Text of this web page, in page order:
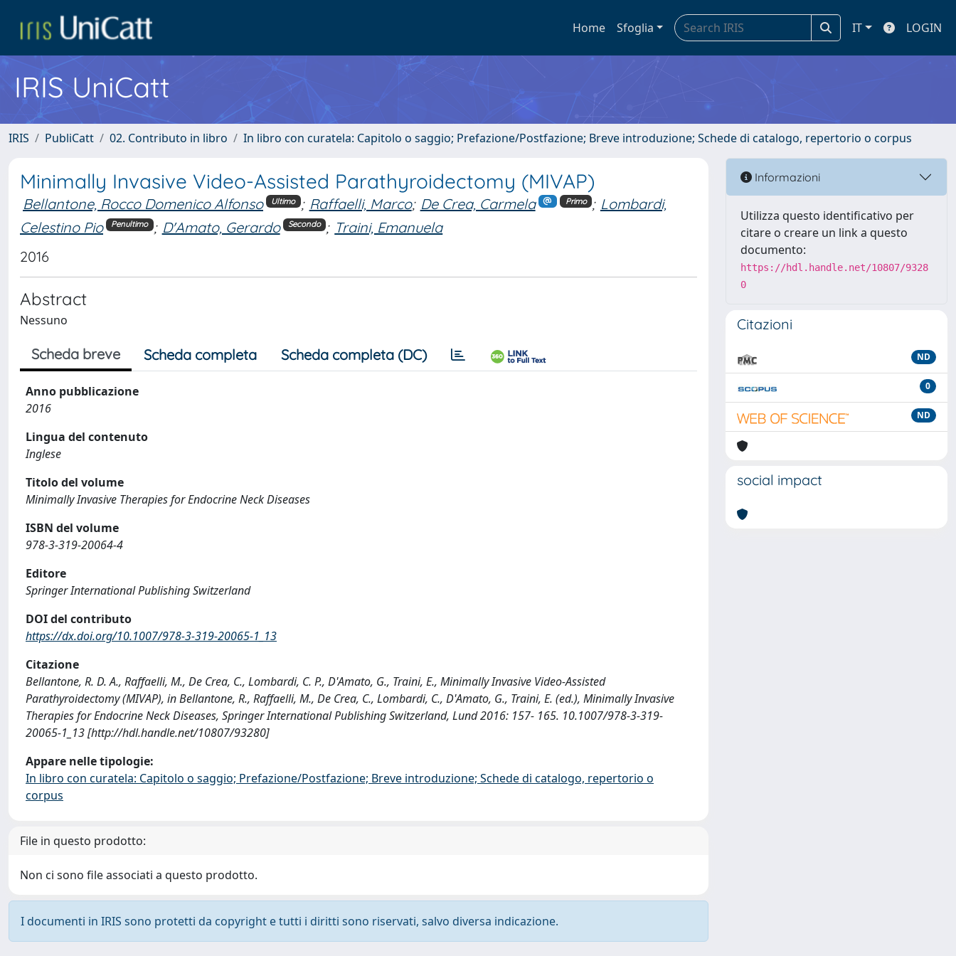
Home Sfoglia IT LOGIN
IRIS UniCatt
IRIS PubliCatt 02. Contributo in libro In libro con curatela: Capitolo o saggio; Prefazione/Postfazione; Breve introduzione; Schede di catalogo, repertorio o corpus
Minimally Invasive Video-Assisted Parathyroidectomy (MIVAP)
Bellantone, Rocco Domenico Alfonso Ultimo ; Raffaelli, Marco; De Crea, Carmela Primo ; Lombardi,
Celestino Pio
Penultimo ; D'Amato, Gerardo Secondo ; Traini, Emanuela
2016
Abstract
Nessuno
Scheda breve Scheda completa Scheda completa (DC)
Anno pubblicazione
2016
Lingua del contenuto
Inglese
Titolo del volume
Minimally Invasive Therapies for Endocrine Neck Diseases
ISBN del volume
978-3-319-20064-4
Editore
Springer International Publishing Switzerland
DOI del contributo
https://dx.doi.org/10.1007/978-3-319-20065-1_13
Citazione
Bellantone, R. D. A., Raffaelli, M., De Crea, C., Lombardi, C. P., D'Amato, G., Traini, E., Minimally Invasive Video-Assisted
Parathyroidectomy (MIVAP), in Bellantone, R., Raffaelli, M., De Crea, C., Lombardi, C., D'Amato, G., Traini, E. (ed.), Minimally Invasive
Therapies for Endocrine Neck Diseases, Springer International Publishing Switzerland, Lund 2016: 157- 165. 10.1007/978-3-319-
20065-1_13 [http://hdl.handle.net/10807/93280]
Appare nelle tipologie:
In libro con curatela: Capitolo o saggio; Prefazione/Postfazione; Breve introduzione; Schede di catalogo, repertorio o
corpus
File in questo prodotto:
Non ci sono file associati a questo prodotto.
I documenti in IRIS sono protetti da copyright e tutti i diritti sono riservati, salvo diversa indicazione.
Informazioni
Utilizza questo identificativo per
citare o creare un link a questo
documento:
https://hdl.handle.net/10807/9328
0
Citazioni
ND
0
ND
social impact